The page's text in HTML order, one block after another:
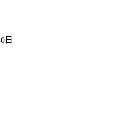
日